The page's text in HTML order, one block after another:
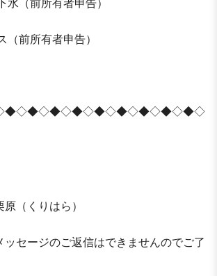
水（前所有者申告）
（前所有者申告）
（くりはら）
セージのご返信はできませんのでご了